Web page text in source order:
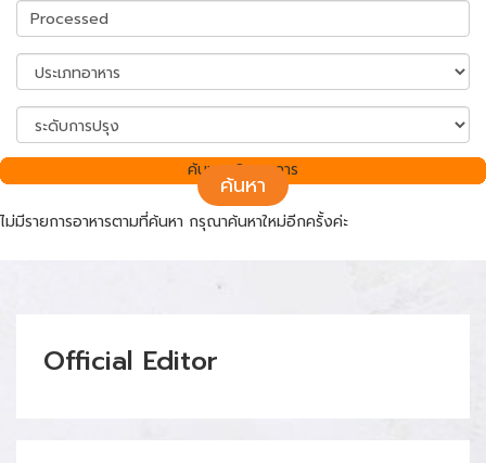
ค้นหา
ไม่มีรายการอาหารตามที่ค้นหา กรุณาค้นหาใหม่อีกครั้งค่ะ
ค้นพบ 0 รายการ
Official Editor